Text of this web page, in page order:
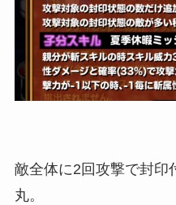
敵全体に2回攻撃で封印
丸。